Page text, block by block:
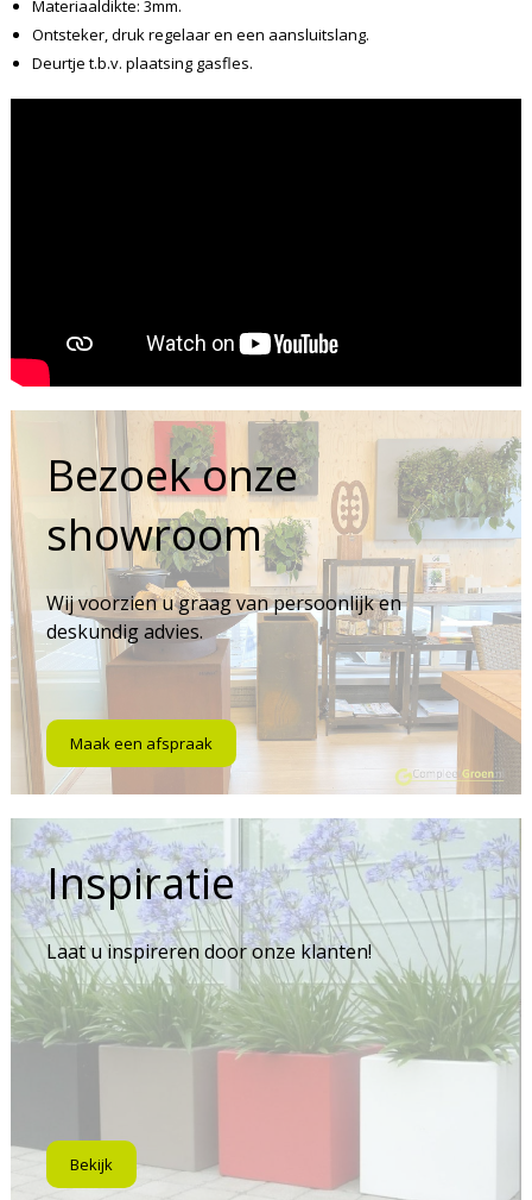
Materiaaldikte: 3mm.
Ontsteker, druk regelaar en een aansluitslang.
Deurtje t.b.v. plaatsing gasfles.
Bezoek onze
showroom
Wij voorzien u graag van persoonlijk en
deskundig advies.
Maak een afspraak
Inspiratie
Laat u inspireren door onze klanten!
Bekijk